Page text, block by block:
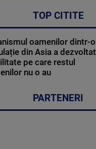
TOP CITITE
oamenilor dintr-o
din Asia a dezvoltat
pe care restul
nu o au
PARTENERI